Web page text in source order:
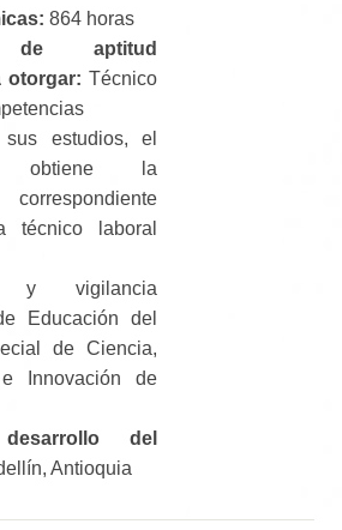
864 horas
de aptitud
otorgar: Técnico
estudios, el
obtiene la
correspondiente
técnico laboral
y vigilancia
Educación del
de Ciencia,
Innovación de
del
Antioquia